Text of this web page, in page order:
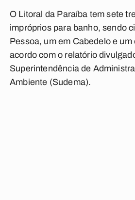
O Litoral da Paraíba tem sete
impróprios para banho, sendo
Pessoa, um em Cabedelo e um
acordo com o relatório
Superintendência de
Ambiente (Sudema).